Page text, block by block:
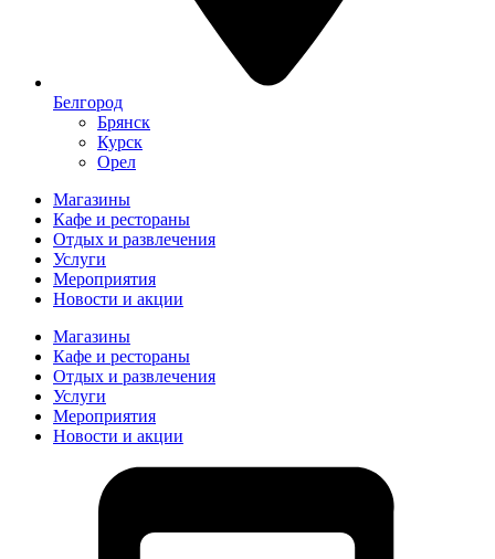
Белгород
Брянск
Курск
Орел
Магазины
Кафе и рестораны
Отдых и развлечения
Услуги
Мероприятия
Новости и акции
Магазины
Кафе и рестораны
Отдых и развлечения
Услуги
Мероприятия
Новости и акции